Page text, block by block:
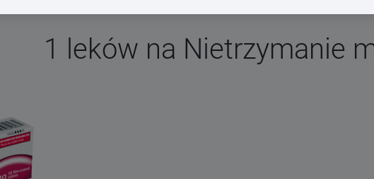
1 leków na Nietrzymanie